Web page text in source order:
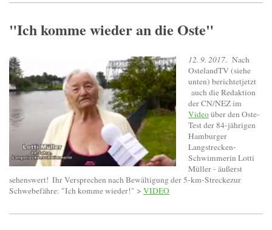
"Ich komme wieder an die Oste"
12. 9. 2017. Nach
OstelandTV (siehe
unten) berichtetjetzt
auch die Redaktion
der CN/NEZ im
Videoüber den Oste-
Test der 84-jährigen
Hamburger
Langstrecken-
Schwimmerin Lotti
Müller - äußerst
sehenswert! Ihr Versprechen nach Bewältigung der 5-km-Streckezur
Schwebefähre: "Ich komme wieder!" > VIDEO